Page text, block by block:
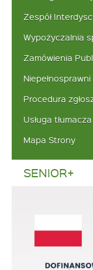
Zespół
Wypożyczalnia
Zamówienia
Niepełnosprawni
Procedura
Usługa
Mapa Strony
SENIOR+